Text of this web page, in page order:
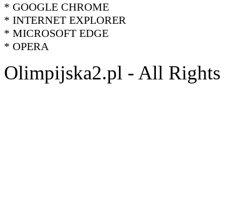
* GOOGLE CHROME
* INTERNET EXPLORER
* MICROSOFT EDGE
* OPERA
Olimpijska2.pl - All Rights